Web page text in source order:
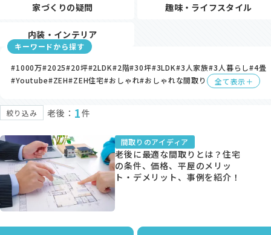
イベント予約
資料請求
家づくりの疑問 趣味・ライフスタイル
内装・インテリア
キーワードから探す
#1000万#2025#20坪#2LDK#2階#30坪#3LDK#3人家族#3人暮らし#4畳
#Youtube#ZEH#ZEH住宅#おしゃれ#おしゃれな間取り 全て表示＋
絞り込み 老後： 1件
間取りのアイディア
老後に最適な間取りとは？住宅
の条件、価格、平屋のメリッ
ト・デメリット、事例を紹介！